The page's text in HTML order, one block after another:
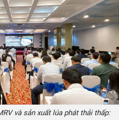
và sản xuất lúa phát thải thấp: